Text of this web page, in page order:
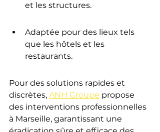
et les structures.
Adaptée pour des lieux tels
que les hôtels et les
restaurants.
Pour des solutions rapides et
discrètes, ANH Groupe propose
des interventions professionnelles
à Marseille, garantissant une